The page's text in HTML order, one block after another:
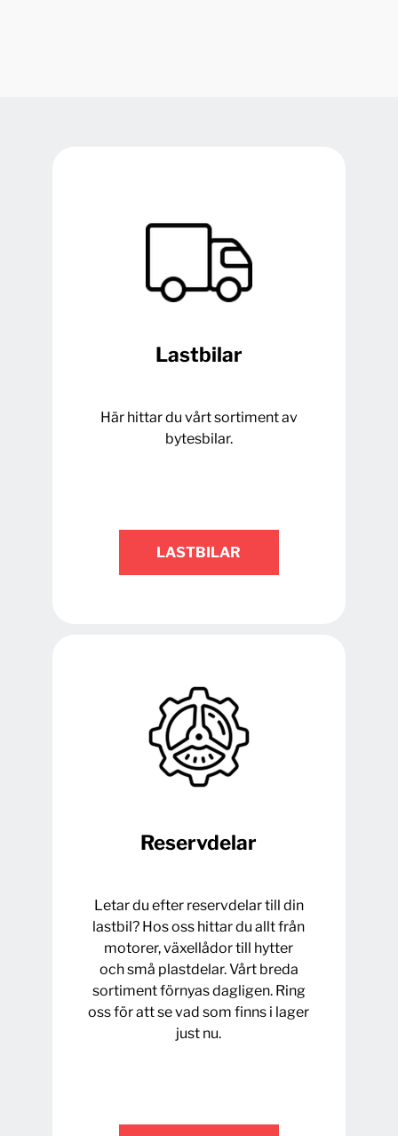
Lastbilar
Här hittar du vårt sortiment av
bytesbilar.
LASTBILAR
Reservdelar
Letar du efter reservdelar till din
lastbil? Hos oss hittar du allt från
motorer, växellådor till hytter
och små plastdelar. Vårt breda
sortiment förnyas dagligen. Ring
oss för att se vad som finns i lager
just nu.